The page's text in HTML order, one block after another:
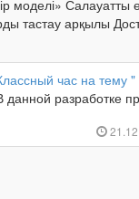
моделі» Салауатты
тастау арқылы
час на тему "
данной разработке